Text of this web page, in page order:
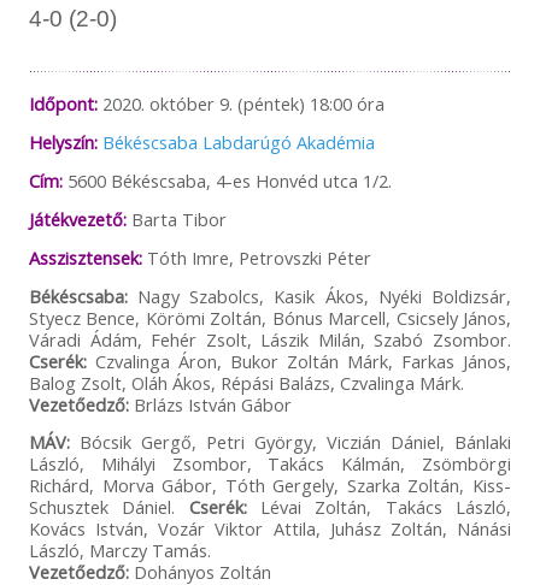
4-0 (2-0)
Időpont:2020. október 9. (péntek) 18:00 óra
Helyszín: Békéscsaba Labdarúgó Akadémia
Cím:5600 Békéscsaba, 4-es Honvéd utca 1/2.
Játékvezető:Barta Tibor
Asszisztensek:Tóth Imre, Petrovszki Péter
Békéscsaba:Nagy Szabolcs, Kasik Ákos, Nyéki Boldizsár,
Styecz Bence, Körömi Zoltán, Bónus Marcell, Csicsely János,
Váradi Ádám, Fehér Zsolt, Lászik Milán, Szabó Zsombor.
Cserék:Czvalinga Áron, Bukor Zoltán Márk, Farkas János,
Balog Zsolt, Oláh Ákos, Répási Balázs, Czvalinga Márk.
Vezetőedző:Brlázs István Gábor
MÁV:Bócsik Gergő, Petri György, Viczián Dániel, Bánlaki
László, Mihályi Zsombor, Takács Kálmán, Zsömbörgi
Richárd, Morva Gábor, Tóth Gergely, Szarka Zoltán, Kiss-
Schusztek Dániel. Cserék:Lévai Zoltán, Takács László,
Kovács István, Vozár Viktor Attila, Juhász Zoltán, Nánási
László, Marczy Tamás.
Vezetőedző:Dohányos Zoltán